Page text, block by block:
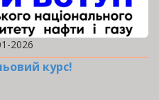
2026
курс!